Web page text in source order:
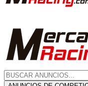
ANUNCIOS DE